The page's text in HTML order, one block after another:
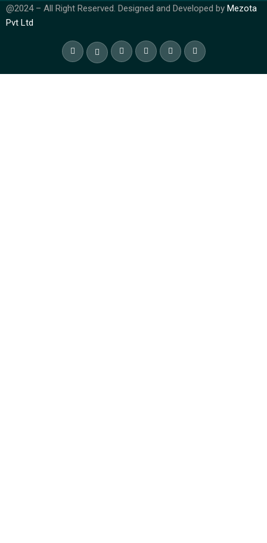
@2024 – All Right Reserved. Designed and Developed by Mezota
Pvt Ltd